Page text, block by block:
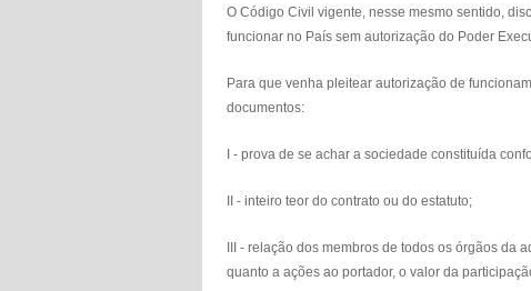
O Código Civil vigente, nesse mesmo sentido,
funcionar no País sem autorização do Poder
Para que venha pleitear autorização de
documentos:
I - prova de se achar a sociedade constituída
II - inteiro teor do contrato ou do estatuto;
III - relação dos membros de todos os órgãos
quanto a ações ao portador, o valor da